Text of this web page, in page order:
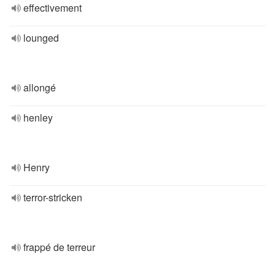
effectivement
lounged
allongé
henley
Henry
terror-stricken
frappé de terreur